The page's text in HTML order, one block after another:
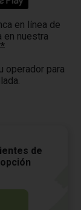
en línea de
en nuestra
operador para
de